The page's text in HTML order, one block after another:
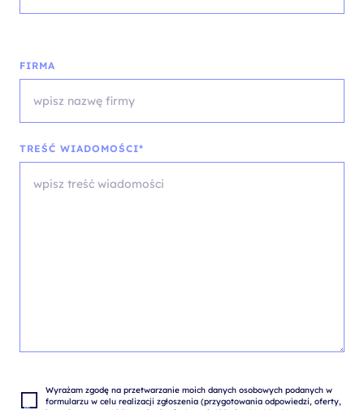
FIRMA
TREŚĆ WIADOMOŚCI*
Wyrażam zgodę na przetwarzanie moich danych osobowych podanych w
formularzu w celu realizacji zgłoszenia (przygotowania odpowiedzi, oferty,